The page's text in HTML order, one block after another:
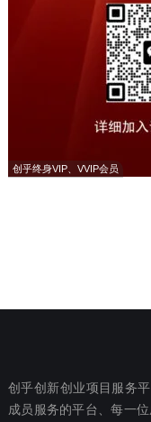
创乎终身VIP、VVIP会员
创乎创新创业项目服务
成员服务的平台、每一